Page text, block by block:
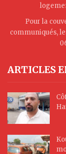
Pour la
communiqués,
ARTICLES